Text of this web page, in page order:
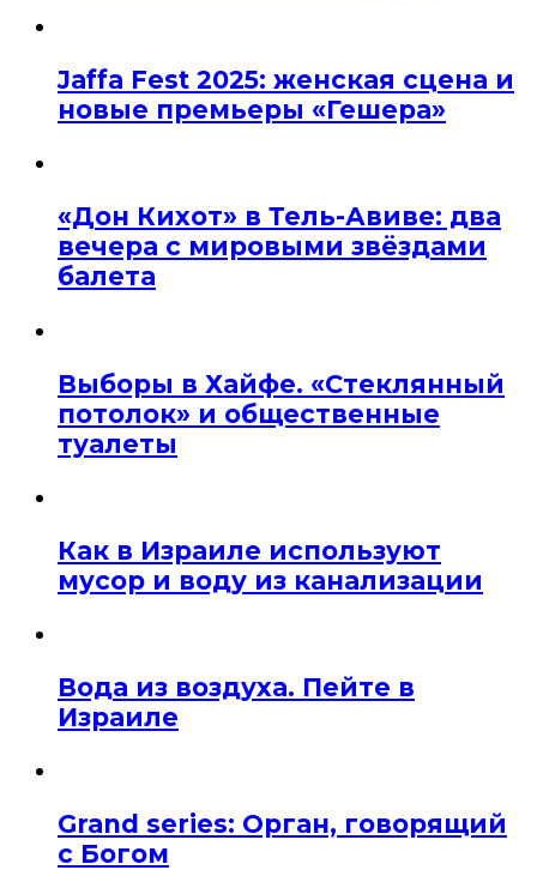
Jaffa Fest 2025: женская сцена и
новые премьеры «Гешера»
«Дон Кихот» в Тель-Авиве: два
вечера с мировыми звёздами
балета
Выборы в Хайфе. «Стеклянный
потолок» и общественные
туалеты
Как в Израиле используют
мусор и воду из канализации
Вода из воздуха. Пейте в
Израиле
Grand series: Орган, говорящий
с Богом